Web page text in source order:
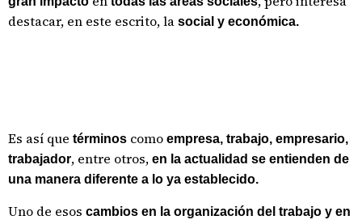
destacar, en este escrito, la social y económica.
Es así que términos como empresa, trabajo, empresario,
trabajador, entre otros, en la actualidad se entienden de
una manera diferente a lo ya establecido.
Uno de esos cambios en la organización del trabajo y en